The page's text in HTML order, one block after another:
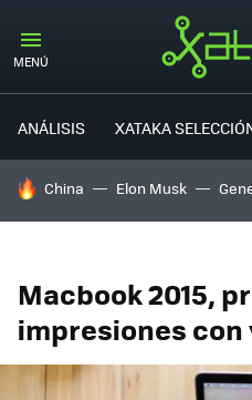
MENÚ
ANÁLISIS XATAKA
HOY SE HABLA DE
China Elon Musk
Macbook 2015,
impresiones con